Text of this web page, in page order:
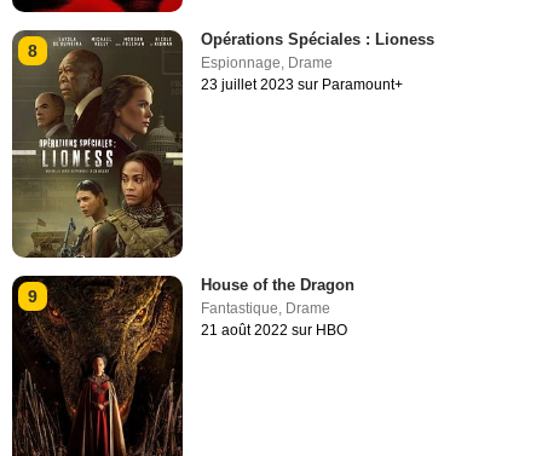
8
Opérations Spéciales : Lioness
Espionnage, Drame
23 juillet 2023 sur Paramount+
9
House of the Dragon
Fantastique, Drame
21 août 2022 sur HBO